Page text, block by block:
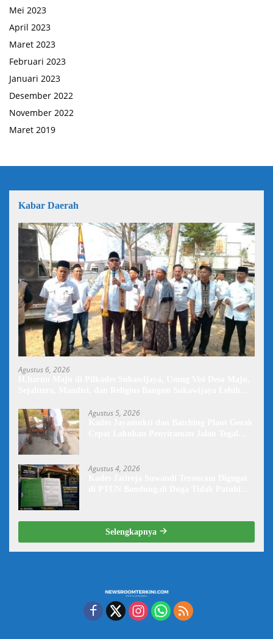
Mei 2023
April 2023
Maret 2023
Februari 2023
Januari 2023
Desember 2022
November 2022
Maret 2019
Kabar Daerah
Agustus 6, 2026
Agustus 5, 2026
Agustus 4, 2026
Selengkapnya